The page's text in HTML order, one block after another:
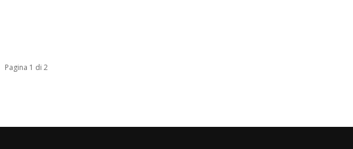
Pagina 1 di 2